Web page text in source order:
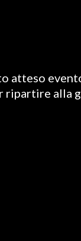
atteso
ripartire alla